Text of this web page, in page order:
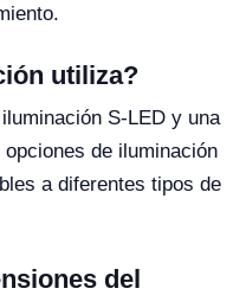
utiliza?
S-LED y una
de iluminación
a diferentes tipos de
del